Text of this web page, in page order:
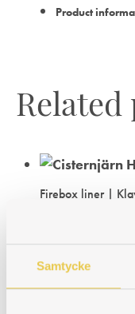
Samtycke
Product
Related
Firebox liner |
Tank side cast iron
Art. nr: 430827101
€